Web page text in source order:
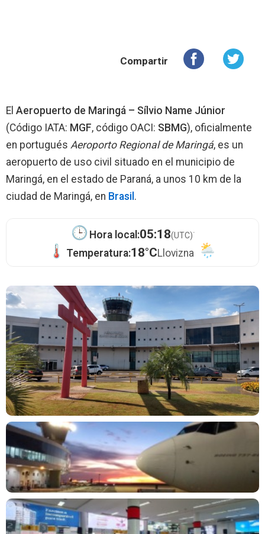
Compartir
El Aeropuerto de Maringá – Sílvio Name Júnior
(Código IATA: MGF, código OACI: SBMG), oficialmente
en portugués Aeroporto Regional de Maringá, es un
aeropuerto de uso civil situado en el municipio de
Maringá, en el estado de Paraná, a unos 10 km de la
ciudad de Maringá, en Brasil .
Hora local:05:18(UTC)·
Temperatura:18°CLlovizna